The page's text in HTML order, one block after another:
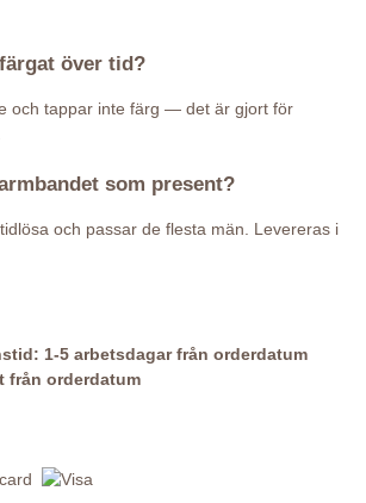
över tid?
och tappar inte färg — det är gjort för
som present?
och passar de flesta män. Levereras i
1-5 arbetsdagar från orderdatum
från orderdatum